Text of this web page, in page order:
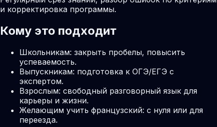
и корректировка программы.
Кому это подходит
Школьникам: закрыть пробелы, повысить
успеваемость.
Выпускникам: подготовка к ОГЭ/ЕГЭ с
экспертом.
Взрослым: свободный разговорный язык для
карьеры и жизни.
Желающим учить французский: с нуля или для
переезда.